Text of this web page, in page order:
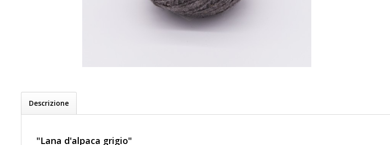
Descrizione
"Lana d'alpaca grigio"